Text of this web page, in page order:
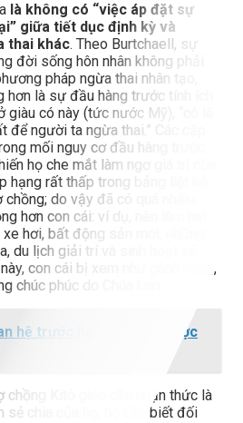
là không có “việc áp đặt sự
giữa tiết dục định kỳ và
thai khác. Theo Burtchaell, sự
đời sống hôn nhân không phải
pháp ngừa thai nhân tạo,
là sự đầu hàng trước tính ích
có này (tức nước Mỹ), “có lẽ
để người ta ngừa thai.” Các cặp
mối nguy cơ đầu hàng trước
họ che mắt làm ngơ giá trị của
hạng rất thấp trong bảng liệt kê
do vậy đã có quá nhiều
hơn con cái: ví dụ, nên làm hai
hơi, bất động sản mới, những
du lịch giải trí và sinh hoạt xã
con cái bị xem như gánh nặng,
chúc phúc do Chúa ban.
hệ trước hôn nhân có được
chồng Kitô giáo cần nhận thức là
sẻ chia của họ, họ cần biết đối